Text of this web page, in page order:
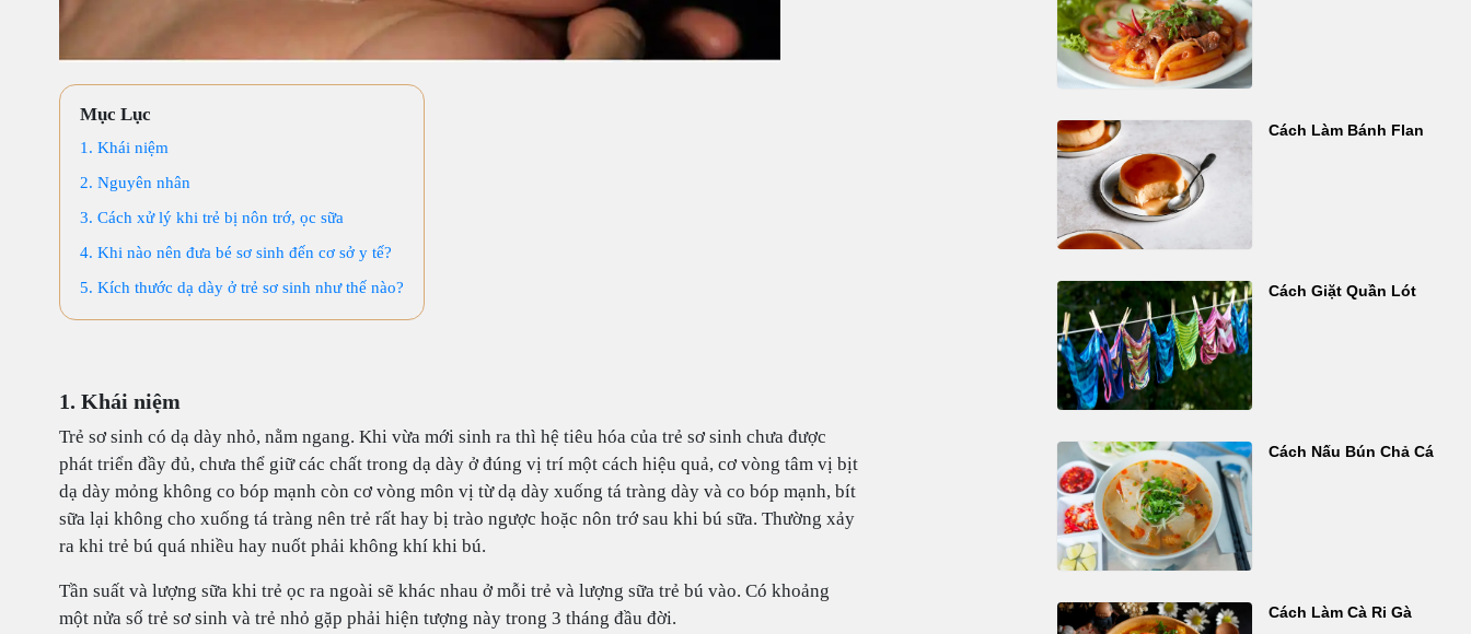
Mục Lục
1. Khái niệm
2. Nguyên nhân
3. Cách xử lý khi trẻ bị nôn trớ, ọc sữa
4. Khi nào nên đưa bé sơ sinh đến cơ sở y tế?
5. Kích thước dạ dày ở trẻ sơ sinh như thế nào?
1. Khái niệm
Trẻ sơ sinh có dạ dày nhỏ, nằm ngang. Khi vừa mới sinh ra thì hệ tiêu hóa của trẻ sơ sinh chưa được
phát triển đầy đủ, chưa thể giữ các chất trong dạ dày ở đúng vị trí một cách hiệu quả, cơ vòng tâm vị bịt
dạ dày mỏng không co bóp mạnh còn cơ vòng môn vị từ dạ dày xuống tá tràng dày và co bóp mạnh, bít
sữa lại không cho xuống tá tràng nên trẻ rất hay bị trào ngược hoặc nôn trớ sau khi bú sữa. Thường xảy
ra khi trẻ bú quá nhiều hay nuốt phải không khí khi bú.
Tần suất và lượng sữa khi trẻ ọc ra ngoài sẽ khác nhau ở mỗi trẻ và lượng sữa trẻ bú vào. Có khoảng
một nửa số trẻ sơ sinh và trẻ nhỏ gặp phải hiện tượng này trong 3 tháng đầu đời.
Cách Làm Bánh Flan
Cách Giặt Quần Lót
Cách Nấu Bún Chả Cá
Cách Làm Cà Ri Gà